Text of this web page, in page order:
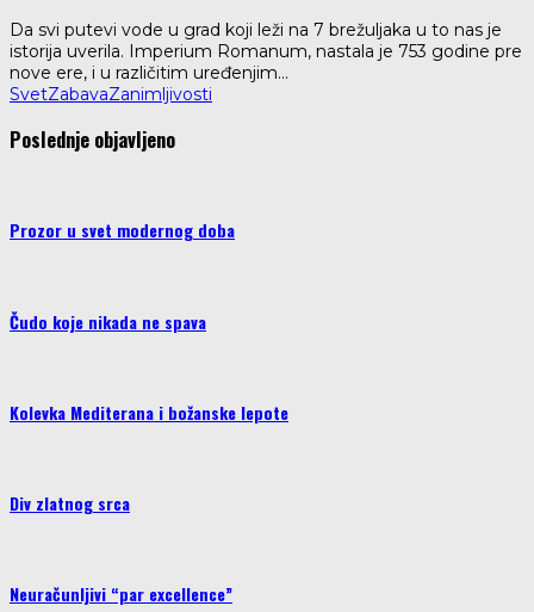
Da svi putevi vode u grad koji leži na 7 brežuljaka u to nas je
istorija uverila. Imperium Romanum, nastala je 753 godine pre
nove ere, i u različitim uređenjim...
SvetZabavaZanimljivosti
Poslednje objavljeno
Prozor u svet modernog doba
Čudo koje nikada ne spava
Kolevka Mediterana i božanske lepote
Div zlatnog srca
Neuračunljivi “par excellence”